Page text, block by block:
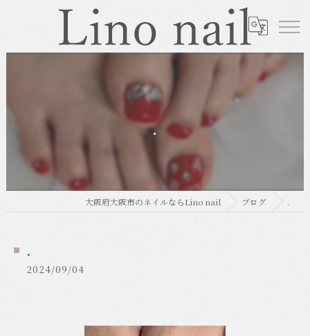
.
大阪府大阪市のネイルならLino nail ブログ .
.
2024/09/04